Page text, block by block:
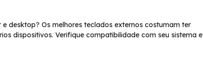
desktop? Os melhores teclados externos costumam ter
dispositivos. Verifique compatibilidade com seu sistema e